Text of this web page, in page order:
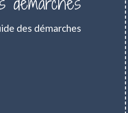
des démarches